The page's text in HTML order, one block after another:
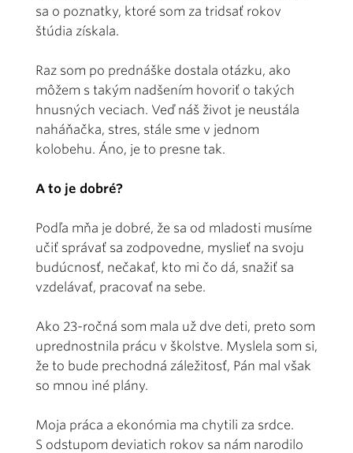
sa o poznatky, ktoré som za tridsať rokov
štúdia získala.
Raz som po prednáške dostala otázku, ako
môžem s takým nadšením hovoriť o takých
hnusných veciach. Veď náš život je neustála
naháňačka, stres, stále sme v jednom
kolobehu. Áno, je to presne tak.
A to je dobré?
Podľa mňa je dobré, že sa od mladosti musíme
učiť správať sa zodpovedne, myslieť na svoju
budúcnosť, nečakať, kto mi čo dá, snažiť sa
vzdelávať, pracovať na sebe.
Ako 23-ročná som mala už dve deti, preto som
uprednostnila prácu v školstve. Myslela som si,
že to bude prechodná záležitosť, Pán mal však
so mnou iné plány.
Moja práca a ekonómia ma chytili za srdce.
S odstupom deviatich rokov sa nám narodilo